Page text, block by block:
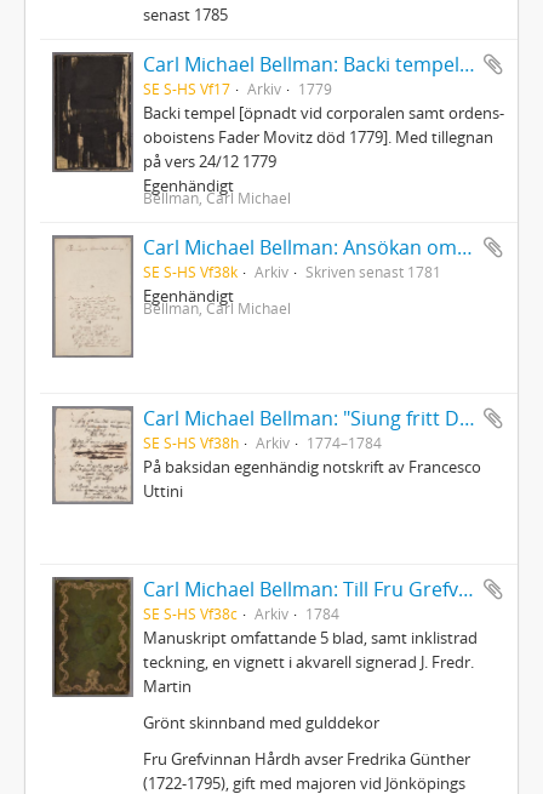
senast 1785
Carl Michael Bellman: Backi tempel [öpnadt vid corporalen samt ordens-oboistens Fader Movitz död 1779]
SE S-HS Vf17 Arkiv 1779
Backi tempel [öpnadt vid corporalen samt ordens-
oboistens Fader Movitz död 1779]. Med tillegnan
på vers 24/12 1779
Egenhändigt
Bellman, Carl Michael
Carl Michael Bellman: Ansökan om konfirmationsfullmakt på sekreterarebeställningen i Nummerlotteriet
SE S-HS Vf38k Arkiv Skriven senast 1781
Egenhändigt
Bellman, Carl Michael
Carl Michael Bellman: "Siung fritt Dens Skål wid cyperwin ... "
SE S-HS Vf38h Arkiv 1774–1784
På baksidan egenhändig notskrift av Francesco
Uttini
Carl Michael Bellman: Till Fru Grefvinnan Hårdh på dess Födelse-Dagh den XIII Februarij 1784
SE S-HS Vf38c Arkiv 1784
Manuskript omfattande 5 blad, samt inklistrad
teckning, en vignett i akvarell signerad J. Fredr.
Martin
Grönt skinnband med gulddekor
Fru Grefvinnan Hårdh avser Fredrika Günther
(1722-1795), gift med majoren vid Jönköpings